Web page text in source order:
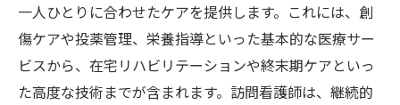
一人ひとりに合わせたケアを提供します。これには、創
傷ケアや投薬管理、栄養指導といった基本的な医療サー
ビスから、在宅リハビリテーションや終末期ケアといっ
た高度な技術までが含まれます。訪問看護師は、継続的